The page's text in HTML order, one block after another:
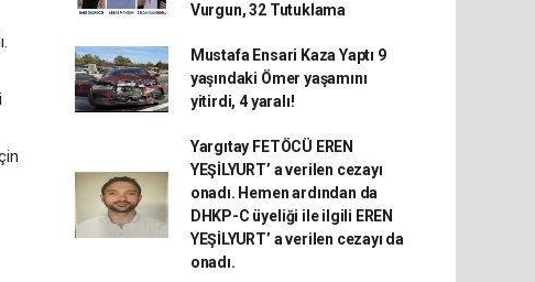
Vurgun, 32 Tutuklama
Mustafa Ensari Kaza Yaptı 9
yaşındaki Ömer yaşamını
yitirdi, 4 yaralı!
Yargıtay FETÖCÜ EREN
YEŞİLYURT’ a verilen cezayı
onadı. Hemen ardından da
DHKP-C üyeliği ile ilgili EREN
YEŞİLYURT’ a verilen cezayı da
onadı.